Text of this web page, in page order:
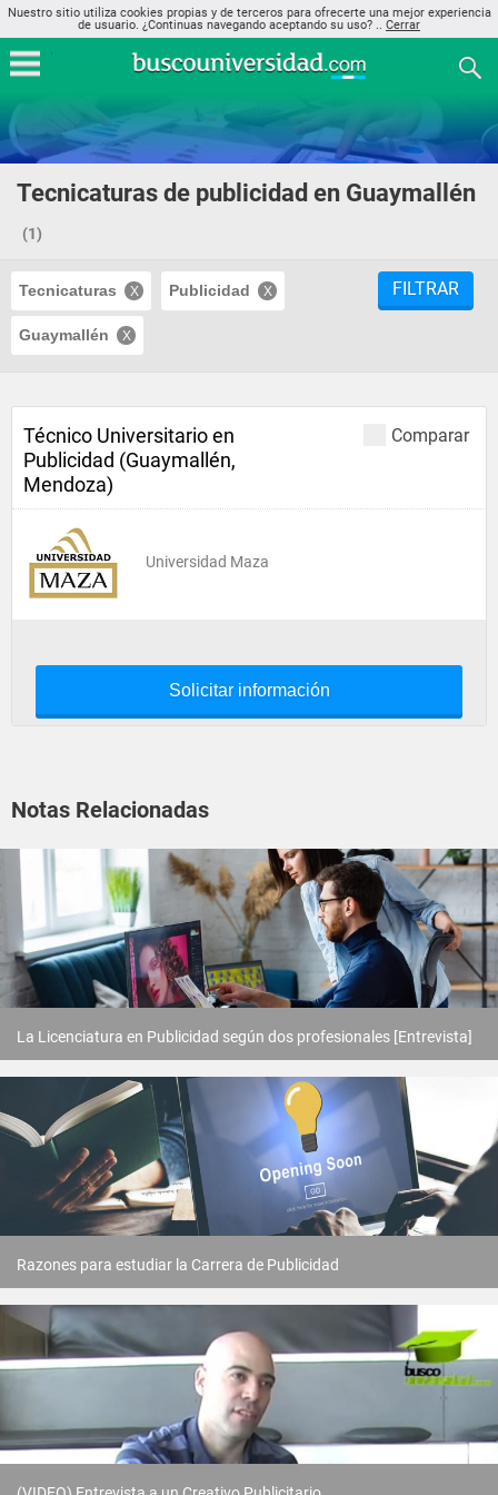
Nuestro sitio utiliza cookies propias y de terceros para ofrecerte una mejor experiencia
de usuario. ¿Continuas navegando aceptando su uso? .. Cerrar
Tecnicaturas de publicidad en Guaymallén
(1)
Tecnicaturas Publicidad
Guaymallén
FILTRAR
Comparar
Técnico Universitario en
Publicidad (Guaymallén,
Mendoza)
Universidad Maza
Solicitar información
Notas Relacionadas
La Licenciatura en Publicidad según dos profesionales [Entrevista]
Razones para estudiar la Carrera de Publicidad